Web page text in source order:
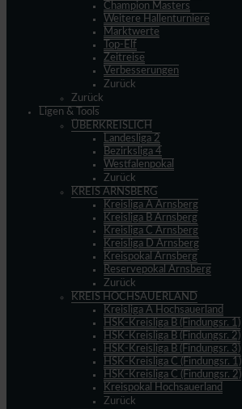
Champion Masters
Weitere Hallenturniere
Marktwerte
Top-Elf
Zeitreise
Verbesserungen
Zurück
Zurück
Ligen & Tools
ÜBERKREISLICH
Landesliga 2
Bezirksliga 4
Westfalenpokal
Zurück
KREIS ARNSBERG
Kreisliga A Arnsberg
Kreisliga B Arnsberg
Kreisliga C Arnsberg
Kreisliga D Arnsberg
Kreispokal Arnsberg
Reservepokal Arnsberg
Zurück
KREIS HOCHSAUERLAND
Kreisliga A Hochsauerland
HSK-Kreisliga B (Findungsr. 1)
HSK-Kreisliga B (Findungsr. 2)
HSK-Kreisliga B (Findungsr. 3)
HSK-Kreisliga C (Findungsr. 1)
HSK-Kreisliga C (Findungsr. 2)
Kreispokal Hochsauerland
Zurück